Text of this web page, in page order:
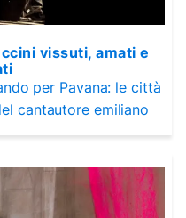
vissuti, amati e
per Pavana: le città
cantautore emiliano